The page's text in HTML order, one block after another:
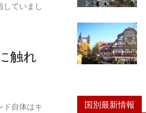
していまし
触れ
ド自体はキ
国別最新情報